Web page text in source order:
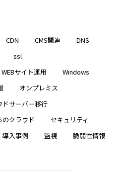
CDN CMS関連
DNS
ssl
WEBサイト運用
Windows
オンプレミス
ドサーバー移行
のクラウド
セキュリティ
導入事例 監視
脆弱性情報